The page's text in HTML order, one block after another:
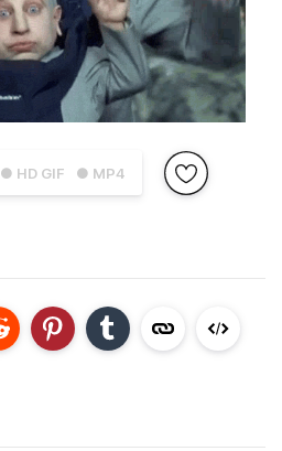
● HD GIF ● MP4